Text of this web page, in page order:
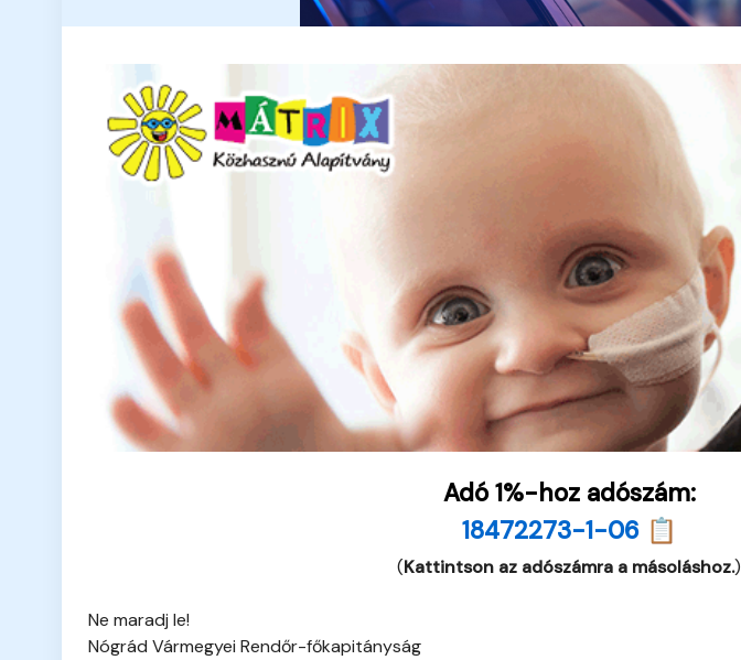
Adó 1%-hoz adószám:
18472273-1-06 📋
(Kattintson az adószámra a másoláshoz.)
Ne maradj le!
Nógrád Vármegyei Rendőr-főkapitányság